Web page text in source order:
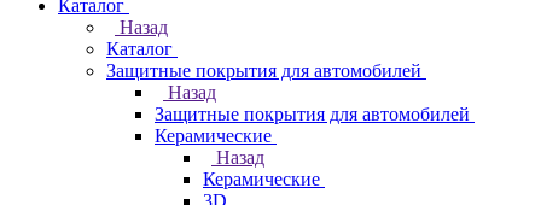
Каталог
Назад
Каталог
Защитные покрытия для автомобилей
Назад
Защитные покрытия для автомобилей
Керамические
Назад
Керамические
3D